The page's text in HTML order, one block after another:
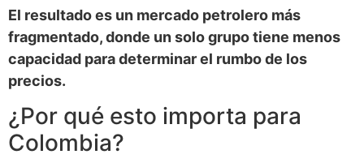
El resultado es un mercado petrolero más
fragmentado, donde un solo grupo tiene menos
capacidad para determinar el rumbo de los
precios.
¿Por qué esto importa para
Colombia?